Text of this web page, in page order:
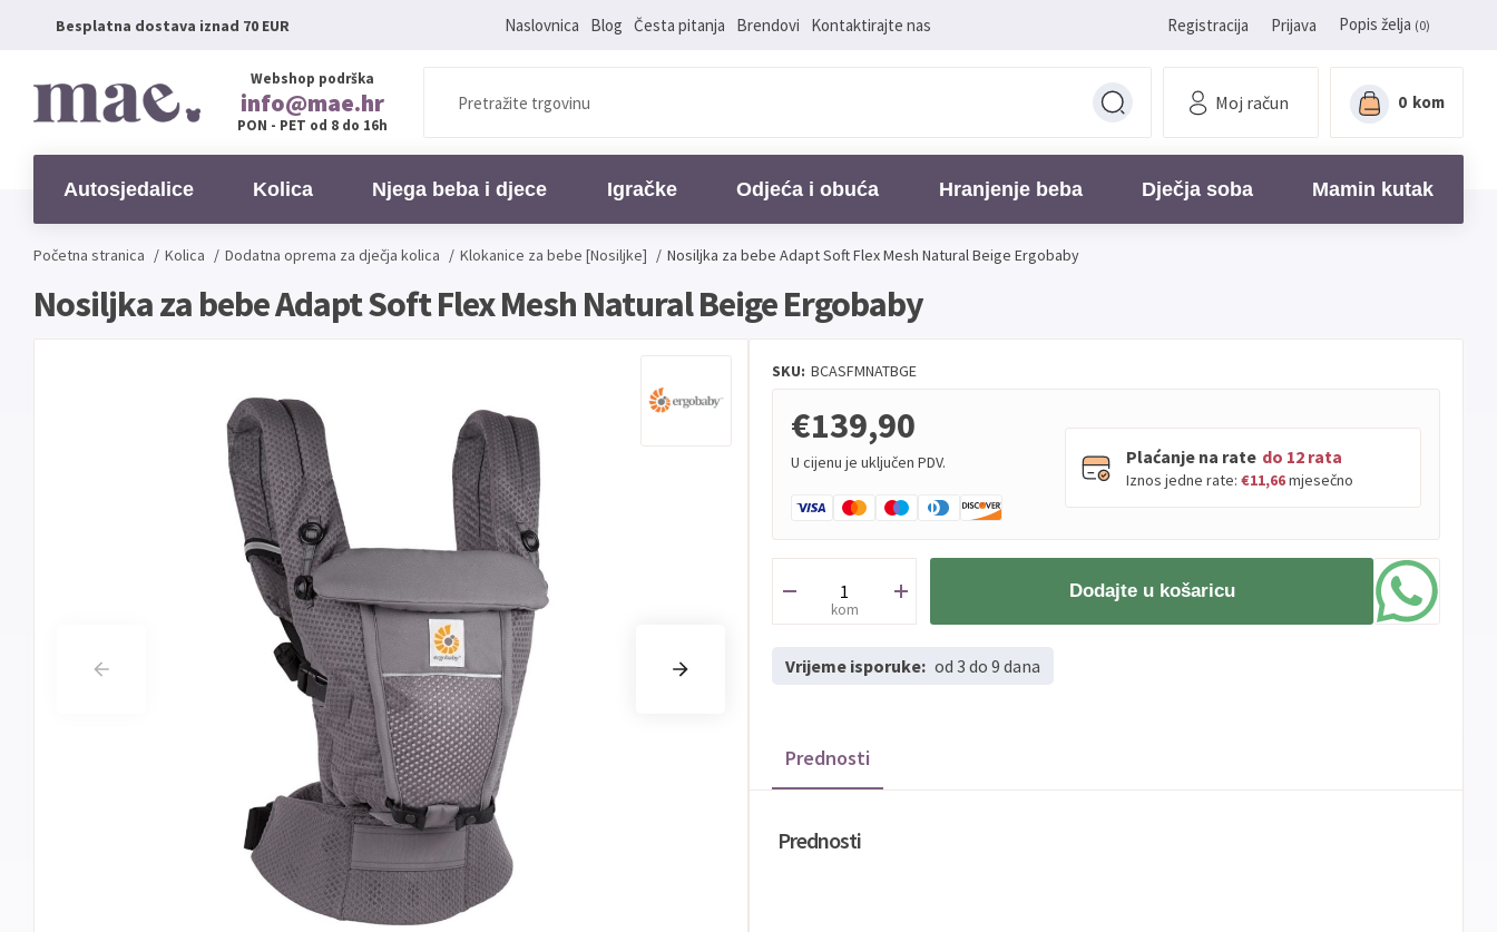
Besplatna dostava iznad 70 EUR Naslovnica Blog Česta pitanja Brendovi Kontaktirajte nas Registracija Prijava Popis želja (0)
Webshop podrška
info@mae.hr
PON - PET od 8 do 16h
Moj račun 0 kom
Autosjedalice Kolica Njega beba i djece Igračke Odjeća i obuća Hranjenje beba Dječja soba Mamin kutak
Početna stranica / Kolica / Dodatna oprema za dječja kolica / Klokanice za bebe [Nosiljke] / Nosiljka za bebe Adapt Soft Flex Mesh Natural Beige Ergobaby
Nosiljka za bebe Adapt Soft Flex Mesh Natural Beige Ergobaby
SKU: BCASFMNATBGE
€139,90
U cijenu je uključen PDV. Plaćanje na rate do 12 rata
Iznos jedne rate: €11,66mjesečno
PBZ Visa do12rata
PBZ
Visa
rata
kom
Dodajte u košaricu
Vrijeme isporuke: od 3 do 9 dana
Prednosti
Prednosti